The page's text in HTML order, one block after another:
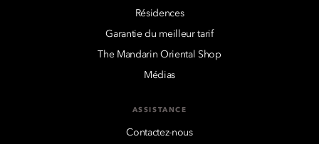
Résidences
Garantie du meilleur tarif
The Mandarin Oriental Shop
Médias
ASSISTANCE
Contactez-nous